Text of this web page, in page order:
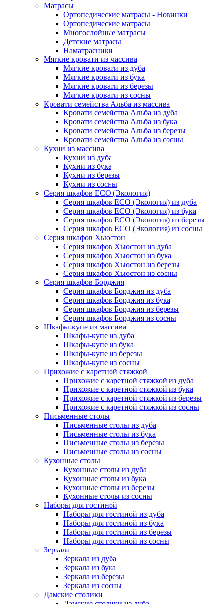
Матрасы
Ортопедические матрасы - Новинки
Ортопедические матрасы
Многослойные матрасы
Детские матрасы
Наматрасники
Мягкие кровати из массива
Мягкие кровати из дуба
Мягкие кровати из бука
Мягкие кровати из березы
Мягкие кровати из сосны
Кровати семейства Альба из массива
Кровати семейства Альба из дуба
Кровати семейства Альба из бука
Кровати семейства Альба из березы
Кровати семейства Альба из сосны
Кухни из массива
Кухни из дуба
Кухни из бука
Кухни из березы
Кухни из сосны
Серия шкафов ECO (Экология)
Серия шкафов ECO (Экология) из дуба
Серия шкафов ECO (Экология) из бука
Серия шкафов ECO (Экология) из березы
Серия шкафов ECO (Экология) из сосны
Серия шкафов Хьюстон
Серия шкафов Хьюстон из дуба
Серия шкафов Хьюстон из бука
Серия шкафов Хьюстон из березы
Серия шкафов Хьюстон из сосны
Серия шкафов Борджия
Серия шкафов Борджия из дуба
Серия шкафов Борджия из бука
Серия шкафов Борджия из березы
Серия шкафов Борджия из сосны
Шкафы-купе из массива
Шкафы-купе из дуба
Шкафы-купе из бука
Шкафы-купе из березы
Шкафы-купе из сосны
Прихожие с каретной стяжкой
Прихожие с каретной стяжкой из дуба
Прихожие с каретной стяжкой из бука
Прихожие с каретной стяжкой из березы
Прихожие с каретной стяжкой из сосны
Письменные столы
Письменные столы из дуба
Письменные столы из бука
Письменные столы из березы
Письменные столы из сосны
Кухонные столы
Кухонные столы из дуба
Кухонные столы из бука
Кухонные столы из березы
Кухонные столы из сосны
Наборы для гостиной
Наборы для гостиной из дуба
Наборы для гостиной из бука
Наборы для гостиной из березы
Наборы для гостиной из сосны
Зеркала
Зеркала из дуба
Зеркала из бука
Зеркала из березы
Зеркала из сосны
Дамские столики